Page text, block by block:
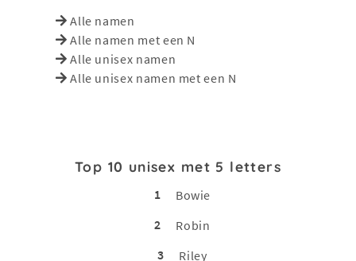
Alle namen
Alle namen met een N
Alle unisex namen
Alle unisex namen met een N
Top 10 unisex met 5 letters
1
Bowie
2
Robin
3
Riley